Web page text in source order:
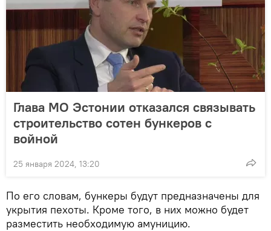
Глава МО Эстонии отказался связывать
строительство сотен бункеров с
войной
25 января 2024, 13:20
По его словам, бункеры будут предназначены для
укрытия пехоты. Кроме того, в них можно будет
разместить необходимую амуницию.